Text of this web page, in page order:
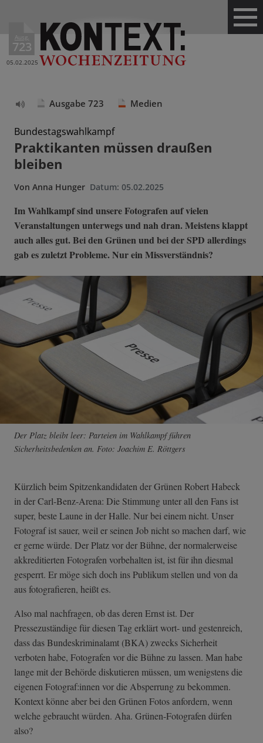
Ausg.
723
05.02.2025
vorlesen
Ausgabe 723 Medien
Bundestagswahlkampf
Praktikanten müssen draußen
bleiben
Von Anna Hunger Datum: 05.02.2025
Im Wahlkampf sind unsere Fotografen auf vielen
Veranstaltungen unterwegs und nah dran. Meistens klappt
auch alles gut. Bei den Grünen und bei der SPD allerdings
gab es zuletzt Probleme. Nur ein Missverständnis?
Der Platz bleibt leer: Parteien im Wahlkampf führen
Sicherheitsbedenken an. Foto: Joachim E. Röttgers
Kürzlich beim Spitzenkandidaten der Grünen Robert Habeck
in der Carl-Benz-Arena: Die Stimmung unter all den Fans ist
super, beste Laune in der Halle. Nur bei einem nicht. Unser
Fotograf ist sauer, weil er seinen Job nicht so machen darf, wie
er gerne würde. Der Platz vor der Bühne, der normalerweise
akkreditierten Fotografen vorbehalten ist, ist für ihn diesmal
gesperrt. Er möge sich doch ins Publikum stellen und von da
aus fotografieren, heißt es.
Also mal nachfragen, ob das deren Ernst ist. Der
Pressezuständige für diesen Tag erklärt wort- und gestenreich,
dass das Bundeskriminalamt (BKA) zwecks Sicherheit
verboten habe, Fotografen vor die Bühne zu lassen. Man habe
lange mit der Behörde diskutieren müssen, um wenigstens die
eigenen Fotograf:innen vor die Absperrung zu bekommen.
Kontext könne aber bei den Grünen Fotos anfordern, wenn
welche gebraucht würden. Aha. Grünen-Fotografen dürfen
also?